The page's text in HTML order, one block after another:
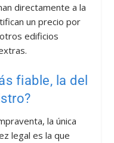
directamente a la
un precio por
edificios
fiable, la del
la única
legal es la que